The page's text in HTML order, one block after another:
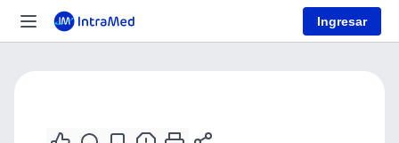
Ingresar